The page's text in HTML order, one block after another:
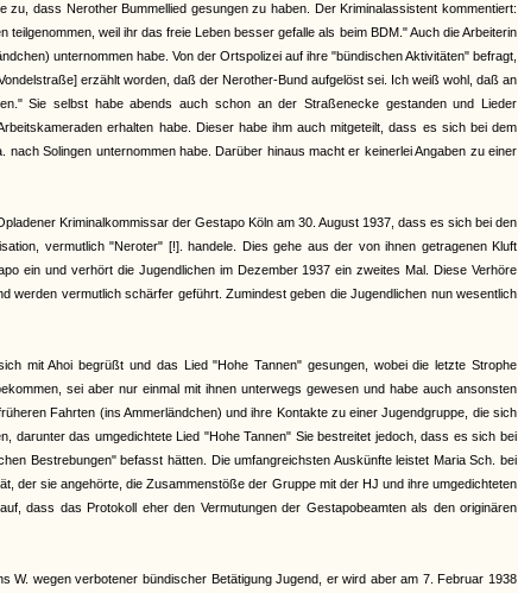
dass Nerother Bummellied gesungen zu haben. Der Kriminalassistent kommentiert:
weil ihr das freie Leben besser gefalle als beim BDM." Auch die Arbeiterin
unternommen habe. Von der Ortspolizei auf ihre "bündischen Aktivitäten" befragt,
erzählt worden, daß der Nerother-Bund aufgelöst sei. Ich weiß wohl, daß an
Sie selbst habe abends auch schon an der Straßenecke gestanden und Lieder
erhalten habe. Dieser habe ihm auch mitgeteilt, dass es sich bei dem
Solingen unternommen habe. Darüber hinaus macht er keinerlei Angaben zu einer
Kriminalkommissar der Gestapo Köln am 30. August 1937, dass es sich bei den
vermutlich "Neroter" [!]. handele. Dies gehe aus der von ihnen getragenen Kluft
ein und verhört die Jugendlichen im Dezember 1937 ein zweites Mal. Diese Verhöre
werden vermutlich schärfer geführt. Zumindest geben die Jugendlichen nun wesentlich
mit Ahoi begrüßt und das Lied "Hohe Tannen" gesungen, wobei die letzte Strophe
sei aber nur einmal mit ihnen unterwegs gewesen und habe auch ansonsten
Fahrten (ins Ammerländchen) und ihre Kontakte zu einer Jugendgruppe, die sich
darunter das umgedichtete Lied "Hohe Tannen" Sie bestreitet jedoch, dass es sich bei
Bestrebungen" befasst hätten. Die umfangreichsten Auskünfte leistet Maria Sch. bei
der sie angehörte, die Zusammenstöße der Gruppe mit der HJ und ihre umgedichteten
dass das Protokoll eher den Vermutungen der Gestapobeamten als den originären
W. wegen verbotener bündischer Betätigung Jugend, er wird aber am 7. Februar 1938